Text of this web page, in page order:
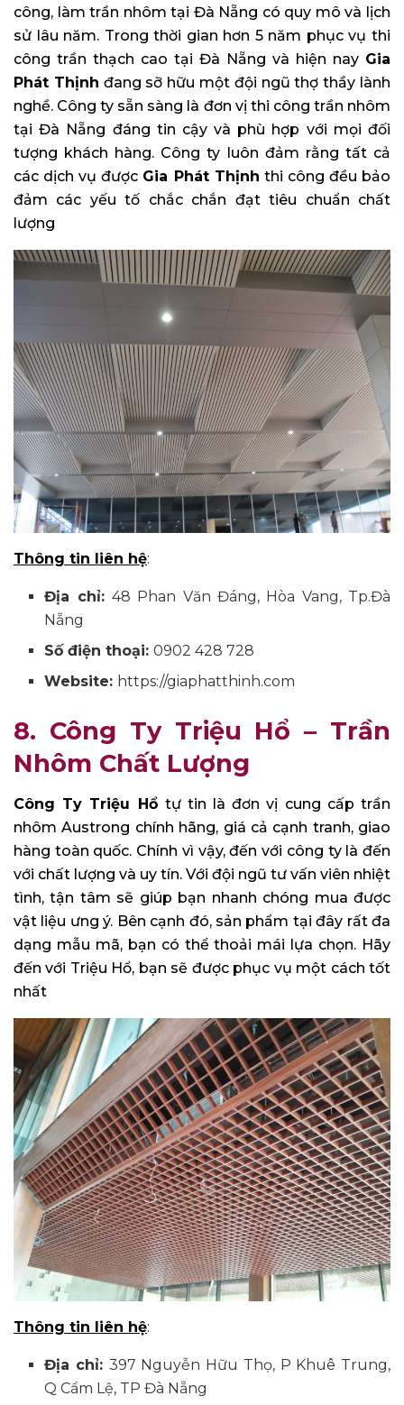
công, làm trần nhôm tại Đà Nẵng có quy mô và lịch
sử lâu năm. Trong thời gian hơn 5 năm phục vụ thi
công trần thạch cao tại Đà Nẵng và hiện nay Gia
Phát Thịnh đang sỡ hữu một đội ngũ thợ thầy lành
nghề. Công ty sẵn sàng là đơn vị thi công trần nhôm
tại Đà Nẵng đáng tin cậy và phù hợp với mọi đối
tượng khách hàng. Công ty luôn đảm rằng tất cả
các dịch vụ được Gia Phát Thịnh thi công đều bảo
đảm các yếu tố chắc chắn đạt tiêu chuẩn chất
lượng
Thông tin liên hệ:
Địa chỉ: 48 Phan Văn Đáng, Hòa Vang, Tp.Đà
Nẵng
Số điện thoại:0902 428 728
Website: https://giaphatthinh.com
8. Công Ty Triệu Hổ – Trần
Nhôm Chất Lượng
Công Ty Triệu Hổ tự tin là đơn vị cung cấp trần
nhôm Austrong chính hãng, giá cả cạnh tranh, giao
hàng toàn quốc. Chính vì vậy, đến với công ty là đến
với chất lượng và uy tín. Với đội ngũ tư vấn viên nhiệt
tình, tận tâm sẽ giúp bạn nhanh chóng mua được
vật liệu ưng ý. Bên cạnh đó, sản phẩm tại đây rất đa
dạng mẫu mã, bạn có thể thoải mái lựa chọn. Hãy
đến với Triệu Hổ, bạn sẽ được phục vụ một cách tốt
nhất
Thông tin liên hệ:
Địa chỉ: 397 Nguyễn Hữu Thọ, P Khuê Trung,
Q Cẩm Lệ, TP Đà Nẵng